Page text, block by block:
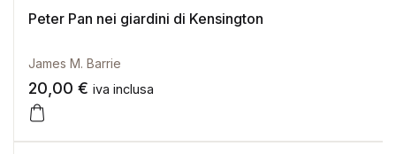
Peter Pan nei giardini di Kensington
James M. Barrie
20,00 € iva inclusa